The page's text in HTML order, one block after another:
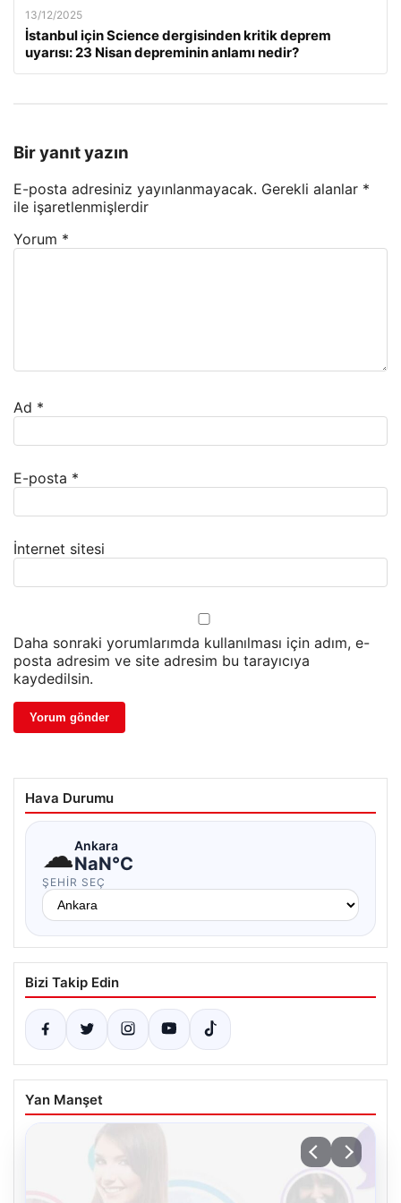
13/12/2025
İstanbul için Science dergisinden kritik deprem
uyarısı: 23 Nisan depreminin anlamı nedir?
Bir yanıt yazın
E-posta adresiniz yayınlanmayacak. Gerekli alanlar *
ile işaretlenmişlerdir
Yorum *
Ad *
E-posta *
İnternet sitesi
Daha sonraki yorumlarımda kullanılması için adım, e-
posta adresim ve site adresim bu tarayıcıya
kaydedilsin.
Hava Durumu
☁Ankara
NaN°C
ŞEHIR SEÇ
Bizi Takip Edin
Yan Manşet